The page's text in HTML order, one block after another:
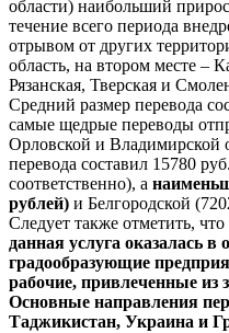
области) наибольший
течение всего периода
отрывом от других
область, на втором месте –
Рязанская, Тверская и
Средний размер перевода
самые щедрые переводы
Орловской и Владимирской
перевода составил 15780
соответственно), а
рублей) и Белгородской
Следует также отметить, что
данная услуга оказалась в
градообразующие
рабочие, привлеченные из
Основные направления
Таджикистан, Украина и